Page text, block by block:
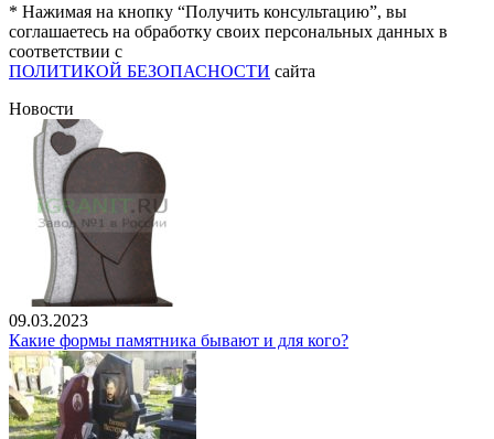
* Нажимая на кнопку “Получить консультацию”, вы
соглашаетесь на обработку своих персональных данных в
соответствии с
ПОЛИТИКОЙ БЕЗОПАСНОСТИ сайта
Новости
09.03.2023
Какие формы памятника бывают и для кого?